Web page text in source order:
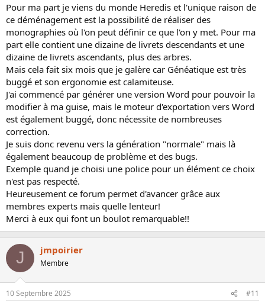
n
s
Pour ma part je viens du monde Heredis et l'unique raison de
ce déménagement est la possibilité de réaliser des
monographies où l'on peut définir ce que l'on y met. Pour ma
part elle contient une dizaine de livrets descendants et une
dizaine de livrets ascendants, plus des arbres.
Mais cela fait six mois que je galère car Généatique est très
buggé et son ergonomie est calamiteuse.
J'ai commencé par générer une version Word pour pouvoir la
modifier à ma guise, mais le moteur d'exportation vers Word
est également buggé, donc nécessite de nombreuses
correction.
Je suis donc revenu vers la génération "normale" mais là
également beaucoup de problème et des bugs.
Exemple quand je choisi une police pour un élément ce choix
n'est pas respecté.
Heureusement ce forum permet d'avancer grâce aux
membres experts mais quelle lenteur!
Merci à eux qui font un boulot remarquable!!
J jmpoirier
Membre
10 Septembre 2025 #11